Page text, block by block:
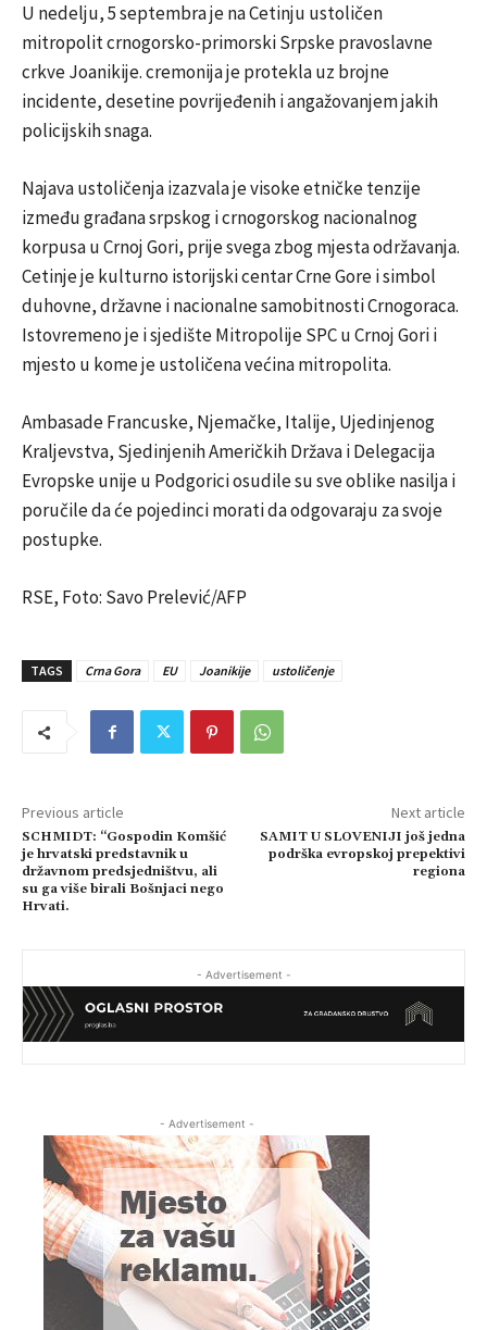
U nedelju, 5 septembra je na Cetinju ustoličen
mitropolit crnogorsko-primorski Srpske pravoslavne
crkve Joanikije. cremonija je protekla uz brojne
incidente, desetine povrijeđenih i angažovanjem jakih
policijskih snaga.
Najava ustoličenja izazvala je visoke etničke tenzije
između građana srpskog i crnogorskog nacionalnog
korpusa u Crnoj Gori, prije svega zbog mjesta održavanja.
Cetinje je kulturno istorijski centar Crne Gore i simbol
duhovne, državne i nacionalne samobitnosti Crnogoraca.
Istovremeno je i sjedište Mitropolije SPC u Crnoj Gori i
mjesto u kome je ustoličena većina mitropolita.
Ambasade Francuske, Njemačke, Italije, Ujedinjenog
Kraljevstva, Sjedinjenih Američkih Država i Delegacija
Evropske unije u Podgorici osudile su sve oblike nasilja i
poručile da će pojedinci morati da odgovaraju za svoje
postupke.
RSE, Foto: Savo Prelević/AFP
TAGS Crna Gora EU Joanikije ustoličenje
Previous article
SCHMIDT: “Gospodin Komšić
je hrvatski predstavnik u
državnom predsjedništvu, ali
su ga više birali Bošnjaci nego
Hrvati.
Next article
SAMIT U SLOVENIJI još jedna
podrška evropskoj prepektivi
regiona
- Advertisement -
- Advertisement -